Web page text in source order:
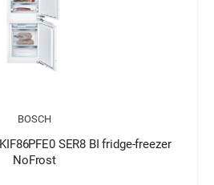
Хладилник Bosch KIN86AFF0 SER6 BI